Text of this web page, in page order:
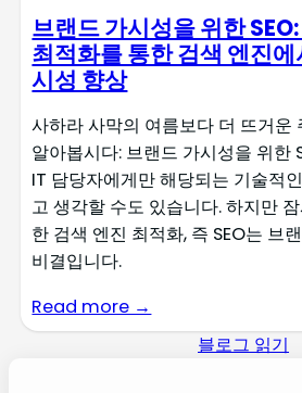
브랜드 가시성을 위한
최적화를 통한 검색 엔진
시성 향상
사하라 사막의 여름보다 더 뜨거운
알아봅시다: 브랜드 가시성을 위한
IT 담당자에게만 해당되는 기술적
고 생각할 수도 있습니다. 하지만
한 검색 엔진 최적화, 즉 SEO는 브
비결입니다.
Read more →
블로그 읽기